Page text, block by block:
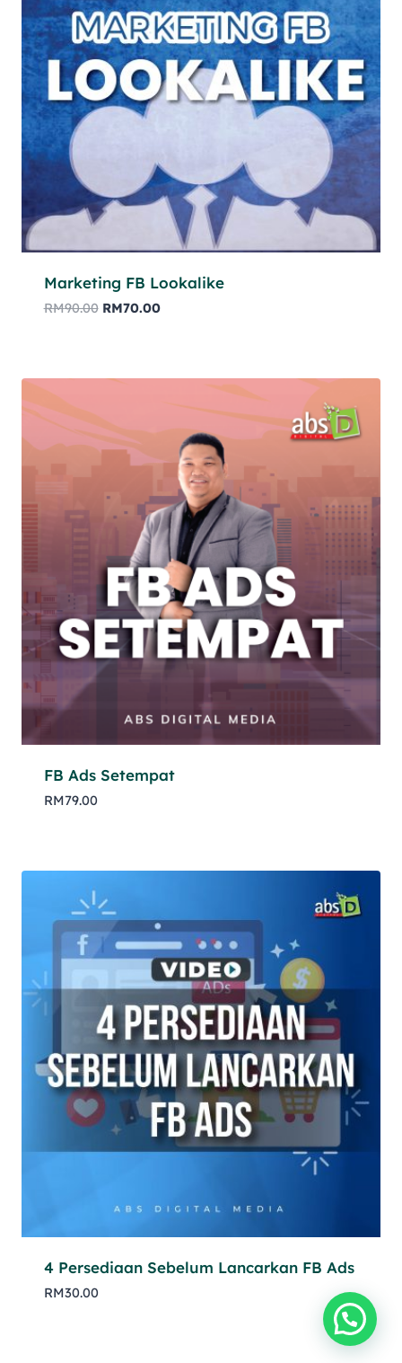
Marketing FB Lookalike
RM90.00 RM70.00
FB Ads Setempat
RM79.00
4 Persediaan Sebelum Lancarkan FB Ads
RM30.00